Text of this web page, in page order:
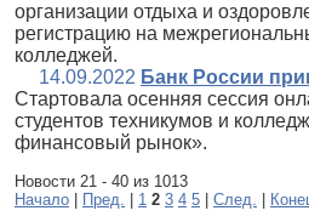
организации отдыха и
регистрацию на
колледжей.
14.09.2022 Банк России
Стартовала осенняя сессия
студентов техникумов и
финансовый рынок».
Новости 21 - 40 из 1013
Начало
Пред. 1 2 3 4 5 След.